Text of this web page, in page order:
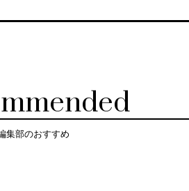
集部のおすすめ